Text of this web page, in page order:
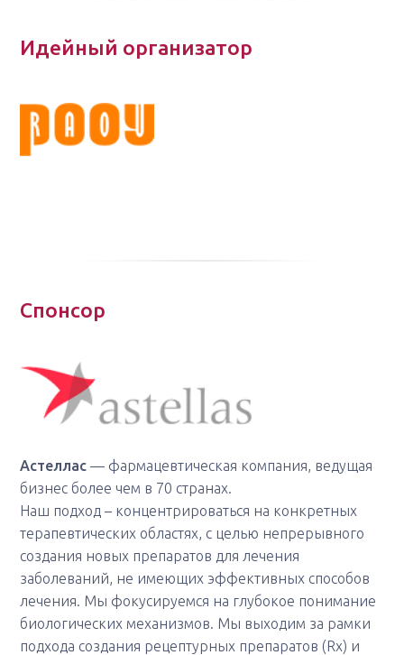
Идейный организатор
Спонсор
Астеллас — фармацевтическая компания, ведущая
бизнес более чем в 70 странах.
Наш подход – концентрироваться на конкретных
терапевтических областях, с целью непрерывного
создания новых препаратов для лечения
заболеваний, не имеющих эффективных способов
лечения. Мы фокусируемся на глубокое понимание
биологических механизмов. Мы выходим за рамки
подхода создания рецептурных препаратов (Rx) и